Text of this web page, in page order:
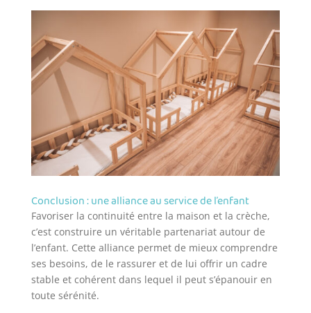
Conclusion : une alliance au service de l’enfant
Favoriser la continuité entre la maison et la crèche,
c’est construire un véritable partenariat autour de
l’enfant. Cette alliance permet de mieux comprendre
ses besoins, de le rassurer et de lui offrir un cadre
stable et cohérent dans lequel il peut s’épanouir en
toute sérénité.